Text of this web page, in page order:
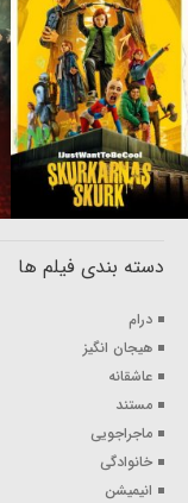
دسته بندی فیلم ها
درام
هیجان انگیز
عاشقانه
مستند
ماجراجویی
خانوادگی
انیمیشن